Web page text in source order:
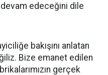
edeceğini dile
bakışını anlatan
Bize emanet edilen
gerçek